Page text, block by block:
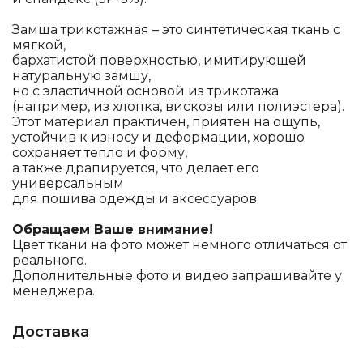
Замша трикотажная – это синтетическая ткань с
мягкой,
бархатистой поверхностью, имитирующей
натуральную замшу,
но с эластичной основой из трикотажа
(например, из хлопка, вискозы или полиэстера).
Этот материал практичен, приятен на ощупь,
устойчив к износу и деформации, хорошо
сохраняет тепло и форму,
а также драпируется, что делает его
универсальным
для пошива одежды и аксессуаров.
Обращаем Ваше внимание!
Цвет ткани на фото может немного отличаться от
реального.
Дополнительные фото и видео запрашивайте у
менеджера.
Доставка